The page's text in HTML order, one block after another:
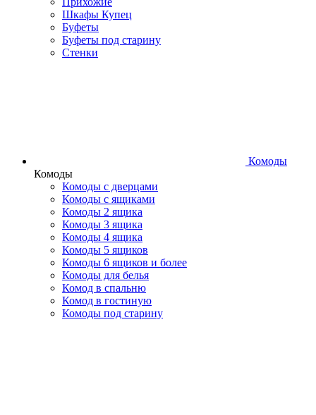
Шкафы Купец
Буфеты
Буфеты под старину
Стенки
Комоды
Комоды
Комоды с дверцами
Комоды с ящиками
Комоды 2 ящика
Комоды 3 ящика
Комоды 4 ящика
Комоды 5 ящиков
Комоды 6 ящиков и более
Комоды для белья
Комод в спальню
Комод в гостиную
Комоды под старину